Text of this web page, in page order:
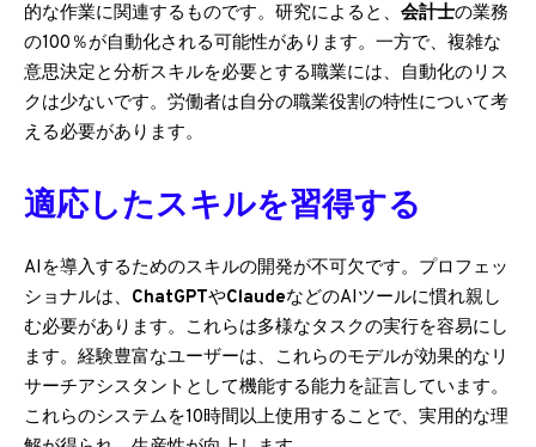
的な作業に関連するものです。研究によると、 会計士の業務
の100％が自動化される可能性があります。一方で、複雑な
意思決定と分析スキルを必要とする職業には、自動化のリス
クは少ないです。労働者は自分の職業役割の特性について考
える必要があります。
適応したスキルを習得する
AIを導入するためのスキルの開発が不可欠です。プロフェッ
ショナルは、 ChatGPTやClaudeなどのAIツールに慣れ親し
む必要があります。これらは多様なタスクの実行を容易にし
ます。経験豊富なユーザーは、これらのモデルが効果的なリ
サーチアシスタントとして機能する能力を証言しています。
これらのシステムを10時間以上使用することで、実用的な理